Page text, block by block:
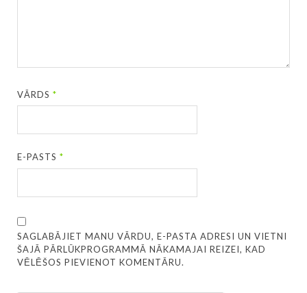
VĀRDS*
E-PASTS*
SAGLABĀJIET MANU VĀRDU, E-PASTA ADRESI UN VIETNI
ŠAJĀ PĀRLŪKPROGRAMMĀ NĀKAMAJAI REIZEI, KAD
VĒLĒŠOS PIEVIENOT KOMENTĀRU.